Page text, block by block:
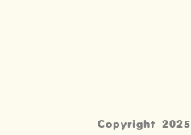
Copyright 2025